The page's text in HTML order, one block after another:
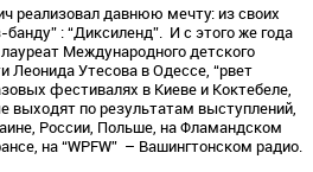
реализовал давнюю мечту: из своих
: “Диксиленд”. И с этого же года
Международного детского
Леонида Утесова в Одессе, “рвет
фестивалях в Киеве и Коктебеле,
выходят по результатам выступлений,
России, Польше, на Фламандском
на “WPFW” – Вашингтонском радио.